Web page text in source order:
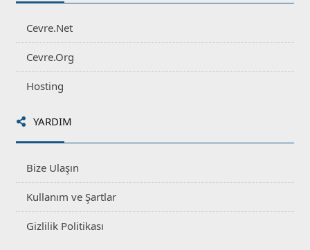
Cevre.Net
Cevre.Org
Hosting
YARDIM
Bize Ulaşın
Kullanım ve Şartlar
Gizlilik Politikası